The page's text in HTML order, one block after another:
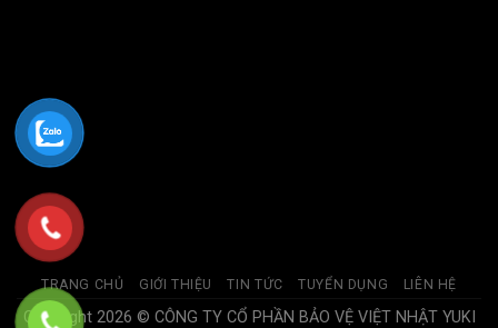
TRANG CHỦ GIỚI THIỆU TIN TỨC TUYỂN DỤNG LIÊN HỆ
Copyright 2026 © CÔNG TY CỔ PHẦN BẢO VỆ VIỆT NHẬT YUKI